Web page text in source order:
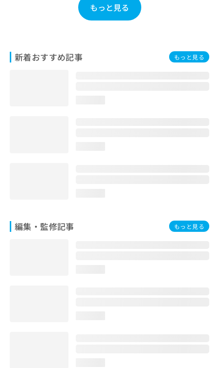
もっと見る
新着おすすめ記事 もっと見る
編集・監修記事 もっと見る
せ